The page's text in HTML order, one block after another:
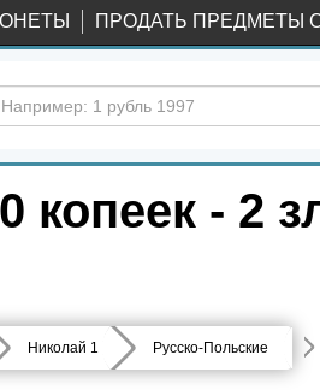
ПРОДАТЬ ПРЕДМЕТЫ
- 2
Николай 1 Русско-Польские